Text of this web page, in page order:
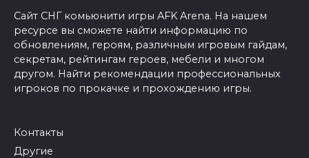
Сайт СНГ комьюнити игры AFK Arena. На нашем
ресурсе вы сможете найти информацию по
обновлениям, героям, различным игровым гайдам,
секретам, рейтингам героев, мебели и многом
другом. Найти рекомендации профессиональных
игроков по прокачке и прохождению игры.
Контакты
Другие